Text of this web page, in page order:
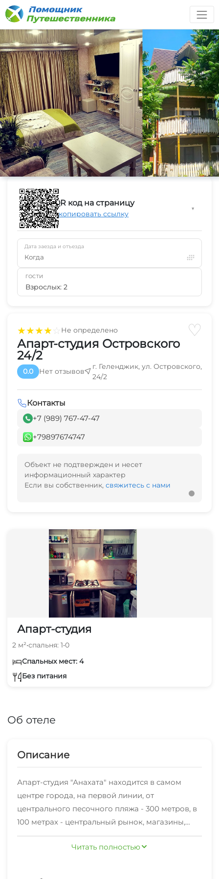
★★★★☆Не определено ♡
Апарт-студия Островского
24/2
0.0 Нет отзывов
г. Геленджик, ул. Островского,
24/2
Контакты
+7 (989) 767-47-47
+79897674747
Объект не подтвержден и несет
информационный характер
Если вы собственник, свяжитесь с нами
Апарт-студия
2 м²•спальня: 1•0
Спальных мест: 4
Без питания
Об отеле
Описание
Апарт-студия "Анахата" находится в самом
центре города, на первой линии, от
центрального песочного пляжа - 300 метров, в
100 метрах - центральный рынок, магазины,
кинотеатр, столовые, кафе и рестораны. В
семейной студии находится все необходимое
Читать полностью
QR код на страницу
Скопировать ссылку
▼
Дата заезда и отъезда
Когда
ГОСТИ
Взрослых: 2